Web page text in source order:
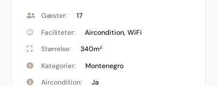
Gæster:
17
Faciliteter:
Aircondition, WiFi
Størrelse:
340m²
Kategorier:
Montenegro
Aircondition:
Ja